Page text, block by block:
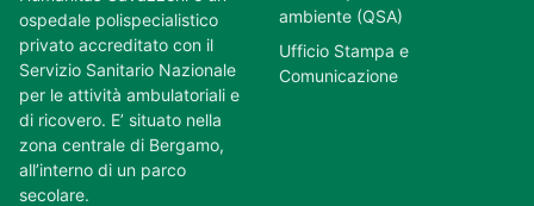
ospedale polispecialistico
privato accreditato con il
Servizio Sanitario Nazionale
per le attività ambulatoriali e
di ricovero. E’ situato nella
zona centrale di Bergamo,
all’interno di un parco
secolare.
ambiente (QSA)
Ufficio Stampa e
Comunicazione